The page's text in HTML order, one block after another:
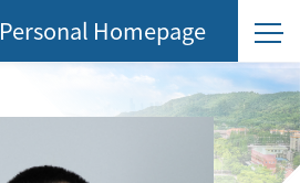
Personal Homepage